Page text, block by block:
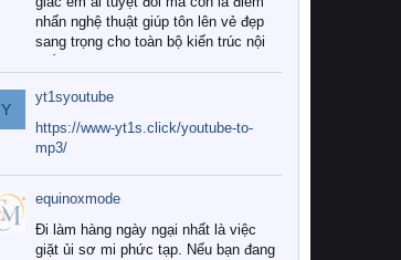
nhấn nghệ thuật giúp tôn lên vẻ đẹp
sang trọng cho toàn bộ kiến trúc nội
Tuy nhiên, giữa thị trường đa dạng
với vô vàn thương hiệu và mẫu mã
như hiện nay, làm thế nào để chọn
được những bộ chăn ga gối đệm cao
cấp thực sự chất lượng, phù hợp với
khí hậu và nhu cầu sử dụng của gia
đình? Hãy cùng chúng tôi đi tìm lời
giải đáp chi tiết qua bài viết dưới đây.
Y
yt1syoutube
https://www-yt1s.click/youtube-to-
mp3/
equinoxmode
Đi làm hàng ngày ngại nhất là việc
giặt ủi sơ mi phức tạp. Nếu bạn đang